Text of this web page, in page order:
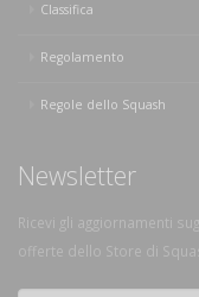
Classifica
Regolamento
Regole dello Squash
Newsletter
Ricevi gli aggiornamenti
offerte dello Store di